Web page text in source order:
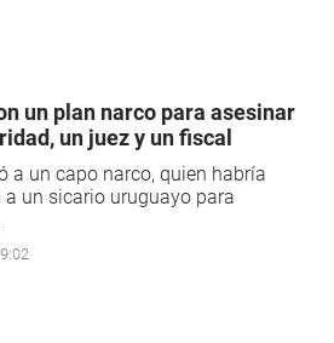
un plan narco para asesinar
un juez y un fiscal
a un capo narco, quien habría
un sicario uruguayo para